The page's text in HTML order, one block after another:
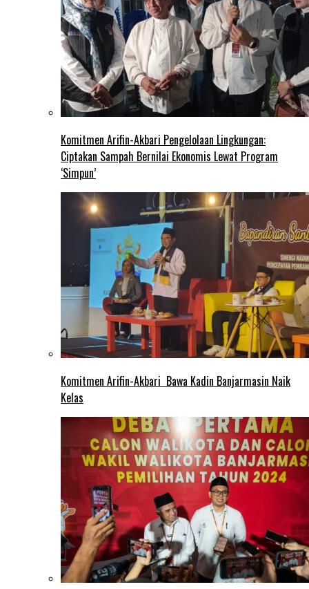
Komitmen Arifin-Akbari Pengelolaan Lingkungan:
Ciptakan Sampah Bernilai Ekonomis Lewat Program
‘Simpun’
Komitmen Arifin-Akbari Bawa Kadin Banjarmasin Naik
Kelas